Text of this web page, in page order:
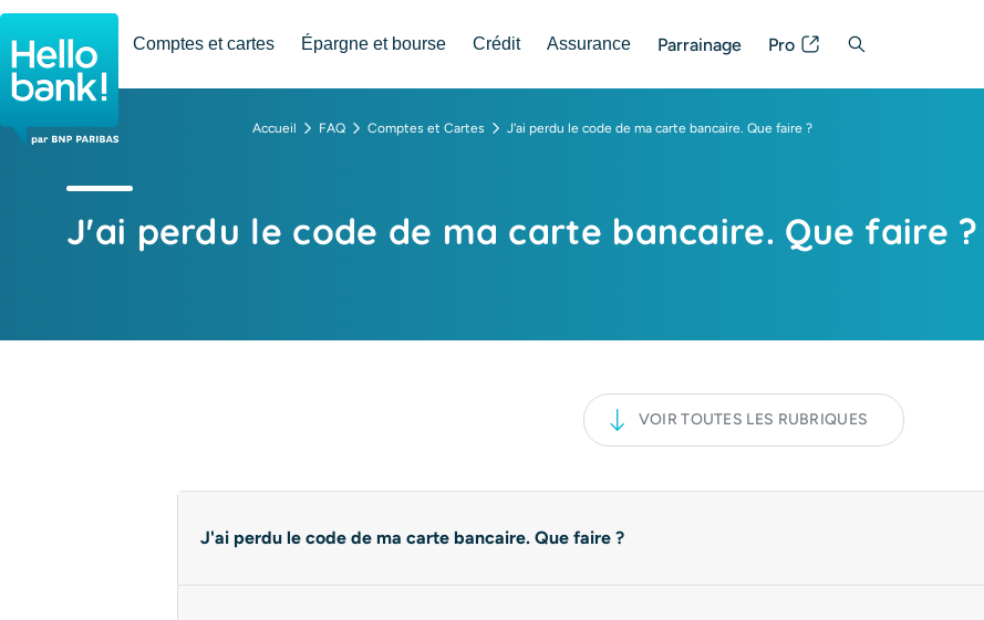
Hello bank! la banque en ligne de BNP Paribas
Comptes et cartes Épargne et bourse Crédit Assurance Parrainage Pro Posez votre question
Accueil FAQ Comptes et Cartes J'ai perdu le code de ma carte bancaire. Que faire ?
J'ai perdu le code de ma carte bancaire. Que faire ?
VOIR TOUTES LES RUBRIQUES
J'ai perdu le code de ma carte bancaire. Que faire ?